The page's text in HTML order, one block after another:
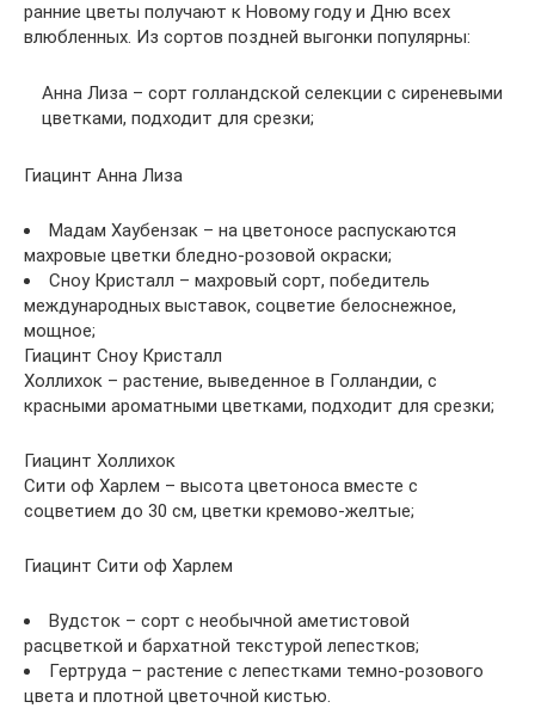
ранние цветы получают к Новому году и Дню всех
влюбленных. Из сортов поздней выгонки популярны:
Анна Лиза – сорт голландской селекции с сиреневыми
цветками, подходит для срезки;
Гиацинт Анна Лиза
Мадам Хаубензак – на цветоносе распускаются
махровые цветки бледно-розовой окраски;
Сноу Кристалл – махровый сорт, победитель
международных выставок, соцветие белоснежное,
мощное;
Гиацинт Сноу Кристалл
Холлихок – растение, выведенное в Голландии, с
красными ароматными цветками, подходит для срезки;
Гиацинт Холлихок
Сити оф Харлем – высота цветоноса вместе с
соцветием до 30 см, цветки кремово-желтые;
Гиацинт Сити оф Харлем
Вудсток – сорт с необычной аметистовой
расцветкой и бархатной текстурой лепестков;
Гертруда – растение с лепестками темно-розового
цвета и плотной цветочной кистью.